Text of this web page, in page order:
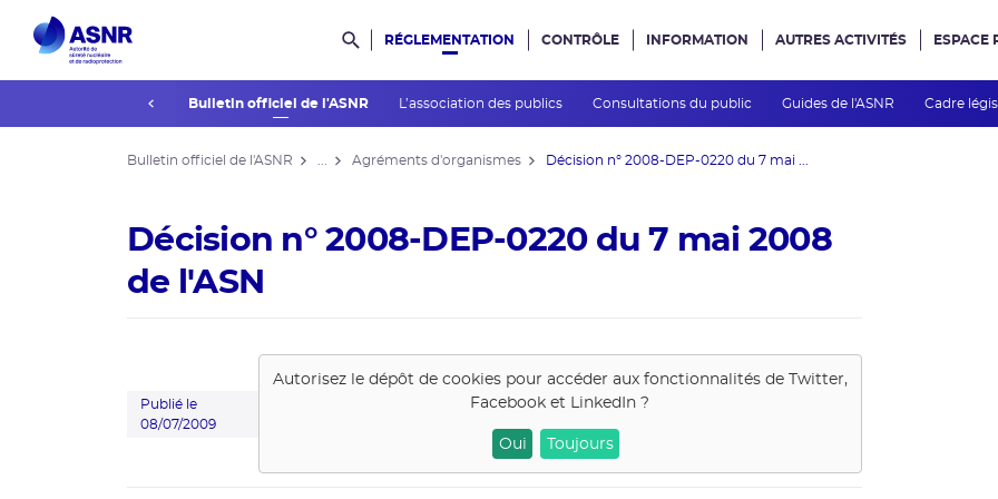
Rechercher dans le site
RÉGLEMENTATION
La réglementation Bulletin officiel de l'ASNR L’association des publics Consultations du public Guides de l'ASNR Cadre
CONTRÔLE INFORMATION AUTRES ACTIVITÉS ESPACE
Bulletin officiel de l'ASNR Agréments d'organismes Décision n° 2008-DEP-0220 du 7 mai ...
Décision n° 2008-DEP-0220 du 7 mai 2008
de l'ASN
Publié le
08/07/2009
Autorisez le dépôt de cookies pour accéder aux fonctionnalités de
Twitter,
Facebook et LinkedIn ?
Oui Toujours